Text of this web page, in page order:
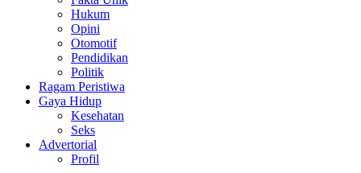
Hukum
Opini
Otomotif
Pendidikan
Politik
Ragam Peristiwa
Gaya Hidup
Kesehatan
Seks
Advertorial
Profil